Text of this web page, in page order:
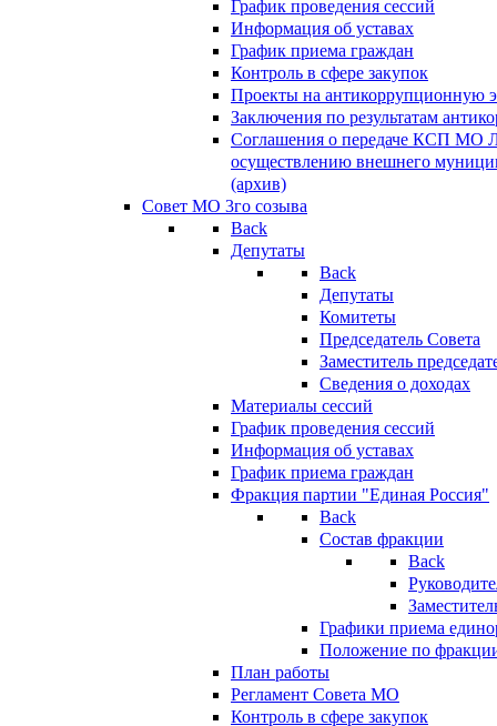
График проведения сессий
Информация об уставах
График приема граждан
Контроль в сфере закупок
Проекты на антикоррупционную
Заключения по результатам
Соглашения о передаче КСП МО
осуществлению внешнего
(архив)
Совет МО 3го созыва
Back
Депутаты
Back
Депутаты
Комитеты
Председатель Совета
Заместитель
Сведения о доходах
Материалы сессий
График проведения сессий
Информация об уставах
График приема граждан
Фракция партии "Единая Россия"
Back
Состав фракции
Back
Графики приема
Положение по
План работы
Регламент Совета МО
Контроль в сфере закупок